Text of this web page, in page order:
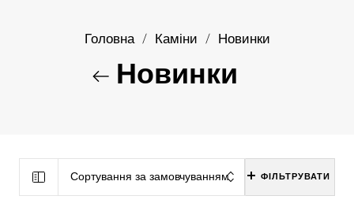
Головна / Каміни / Новинки
Новинки
Сортування за замовчуванням ФІЛЬТРУВАТИ